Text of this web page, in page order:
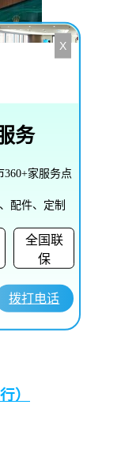
）
X
务
360+家服务点
配件、定制
全国联
保
拨打电话